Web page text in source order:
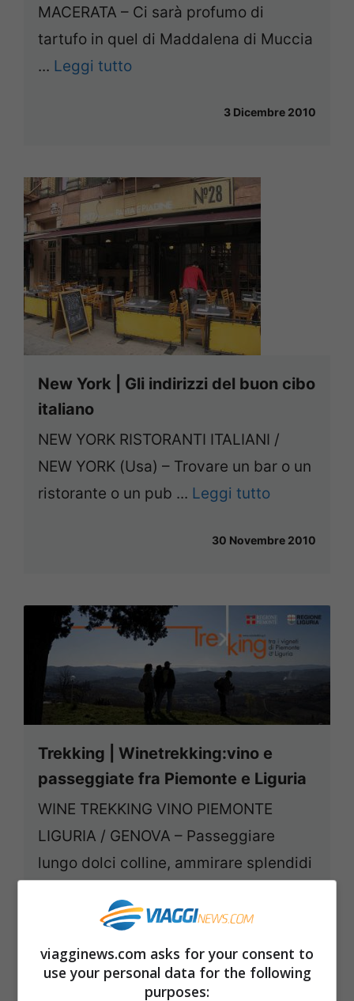
MACERATA – Ci sarà profumo di
tartufo in quel di Maddalena di Muccia
... Leggi tutto
3 Dicembre 2010
New York | Gli indirizzi del buon cibo
italiano
NEW YORK RISTORANTI ITALIANI /
NEW YORK (Usa) – Trovare un bar o un
ristorante o un pub ... Leggi tutto
30 Novembre 2010
Trekking | Winetrekking:vino e
passeggiate fra Piemonte e Liguria
WINE TREKKING VINO PIEMONTE
LIGURIA / GENOVA – Passeggiare
lungo dolci colline, ammirare splendidi
Leggi tutto
16 Novembre 2010
viagginews.com asks for your consent to
use your personal data for the following
purposes: